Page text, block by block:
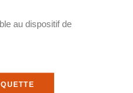
au dispositif de